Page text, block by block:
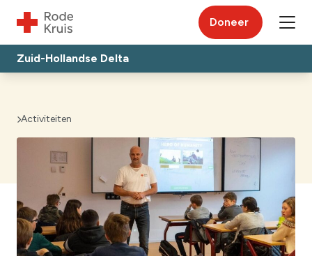
Doneer
Zuid-Hollandse Delta
Activiteiten